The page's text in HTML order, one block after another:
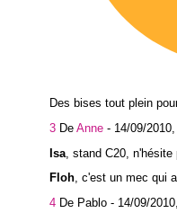
Des bises tout plein
3 De Anne - 14/09/
Isa , stand C20,
Floh, c'est un mec qui
4 De Pablo - 14/09/